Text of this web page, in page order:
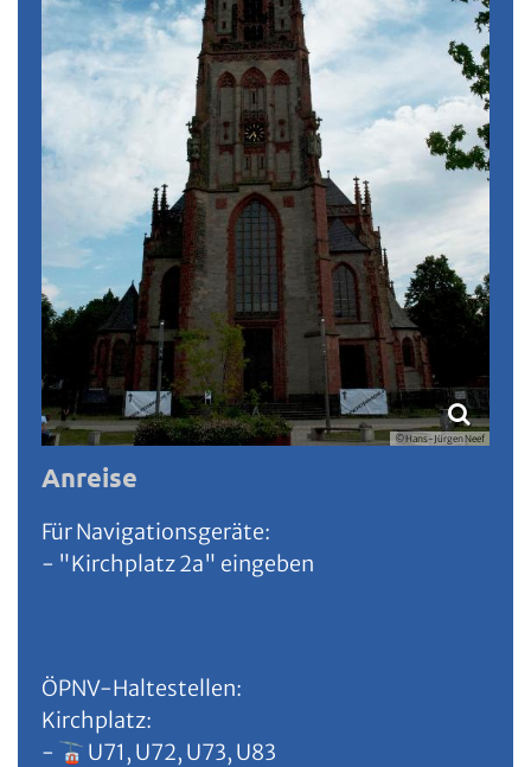
© Hans-Jürgen Neef
Anreise
Für Navigationsgeräte:
- "Kirchplatz 2a" eingeben
ÖPNV-Haltestellen:
Kirchplatz:
- 🚡 U71, U72, U73, U83